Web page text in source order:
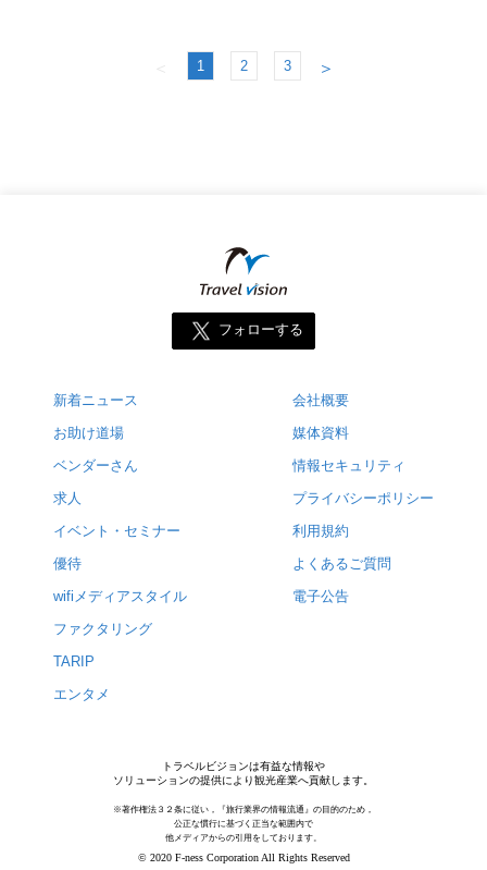
＜ 1 2 3 ＞
フォローする
新着ニュース
お助け道場
ベンダーさん
求人
イベント・セミナー
優待
wifiメディアスタイル
ファクタリング
TARIP
エンタメ
会社概要
媒体資料
情報セキュリティ
プライバシーポリシー
利用規約
よくあるご質問
電子公告
トラベルビジョンは有益な情報や
ソリューションの提供により観光産業へ貢献します。
※著作権法３２条に従い，『旅行業界の情報流通』の目的のため，
公正な慣行に基づく正当な範囲内で
他メディアからの引用をしております。
© 2020 F-ness Corporation All Rights Reserved